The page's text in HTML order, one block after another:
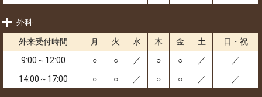
外科
外来受付時間 月 火 水 木 金 土
日・祝
9:00～12:00
○ ○ ／ ○ ○ ／
／
14:00～17:00
○ ○ ／ ○ ○ ／ ／